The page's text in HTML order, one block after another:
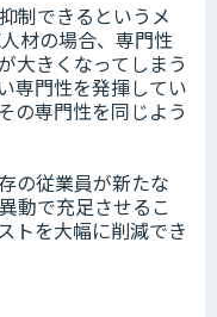
制できるというメ
材の場合、専門性
大きくなってしまう
専門性を発揮してい
の専門性を同じよう
の従業員が新たな
動で充足させるこ
トを大幅に削減でき